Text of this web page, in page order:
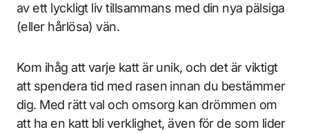
av ett lyckligt liv tillsammans med din nya pälsiga
(eller hårlösa) vän.
Kom ihåg att varje katt är unik, och det är viktigt
att spendera tid med rasen innan du bestämmer
dig. Med rätt val och omsorg kan drömmen om
att ha en katt bli verklighet, även för de som lider